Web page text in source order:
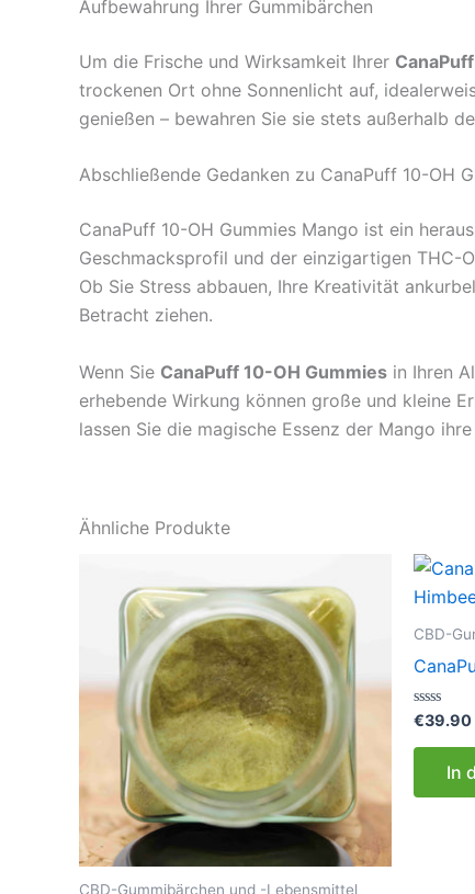
Aufbewahrung Ihrer Gummibärchen
Um die Frische und Wirksamkeit Ihrer
trockenen Ort ohne Sonnenlicht auf,
genießen – bewahren Sie sie stets außerhalb
Abschließende Gedanken zu CanaPuff 10-OH
CanaPuff 10-OH Gummies Mango ist ein
Geschmacksprofil und der einzigartigen THC-
Ob Sie Stress abbauen, Ihre Kreativität
Betracht ziehen.
Wenn Sie CanaPuff 10-OH Gummies in Ihren
erhebende Wirkung können große und kleine
lassen Sie die magische Essenz der Mango
Ähnliche Produkte
CBD-Gummibärchen und -Lebensmittel
CBD-
Bewertet
mit
0
€39.90
In